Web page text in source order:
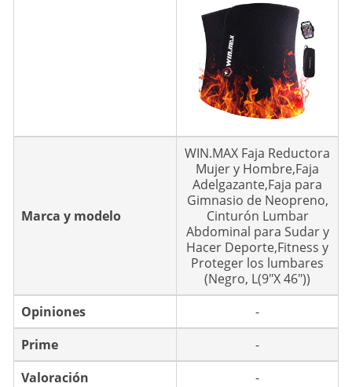
Marca y modelo
WIN.MAX Faja Reductora
Mujer y Hombre,Faja
Adelgazante,Faja para
Gimnasio de Neopreno,
Cinturón Lumbar
Abdominal para Sudar y
Hacer Deporte,Fitness y
Proteger los lumbares
(Negro, L(9"X 46"))
Opiniones
-
Prime
-
Valoración
-